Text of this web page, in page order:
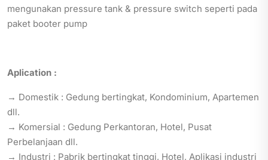
mengunakan pressure tank & pressure switch seperti pada
paket booter pump
Aplication :
→ Domestik : Gedung bertingkat, Kondominium, Apartemen
dll.
→ Komersial : Gedung Perkantoran, Hotel, Pusat
Perbelanjaan dll.
→ Industri : Pabrik bertingkat tinggi, Hotel, Aplikasi industri